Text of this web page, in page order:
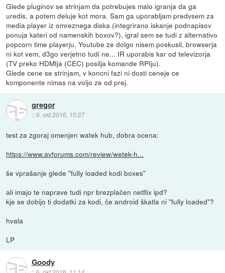
Glede pluginov se strinjam da potrebujes malo igranja da ga
uredis, a potem deluje kot mora. Sam ga uporabljam predvsem za
media player iz omreznega diska (integrirano iskanje podnapisov
ponuja kateri od namenskih boxov?), igral sem se tudi z alternativo
popcorn time playerju. Youtube ze dolgo nisem poskusil, browserja
ni kot vem, d3go verjetno tudi ne... IR uporabis kar od televizorja
(TV preko HDMIja (CEC) posilja komande RPIju).
Glede cene se strinjam, v koncni fazi ni dosti ceneje ce
komponente nimas na voljo ze od prej.
gregor
::6. okt 2016, 10:27
test za zgoraj omenjen watek hub, dobra ocena:
https://www.avforums.com/review/wetek-h...
še vprašanje glede "fully loaded kodi boxes"
ali imajo te naprave tudi npr brezplačen netflix ipd?
kje se dobijo ti dodatki za kodi, če android škatla ni "fully loaded"?
hvala
LP
Goody